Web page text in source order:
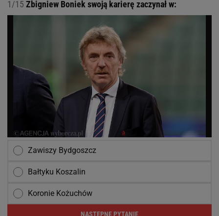
1/15 Zbigniew Boniek swoją karierę zaczynał w:
Zawiszy Bydgoszcz
Bałtyku Koszalin
Koronie Kożuchów
NASTĘPNE PYTANIE